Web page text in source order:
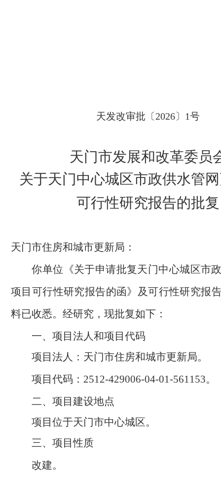
天发改审批 〔2026〕 1号
天门市发展和改革委员
关于天门中心城区市政供水管
可行性研究报告的批复
天门市住房和城市更新局 ：
你单位
《关于申请批复天门中心城区市
项目 可行性研究报告的函》及可行性研究报
料已收悉。经研究，现批复如下：
一、项目法人和项目代码
项目法人： 天门市住房和城市更新局。
项目代码 ： 2512-429006-04-01-561153。
二、项目建设地点
项目位于天门市中心城区。
三、项目性质
改建。